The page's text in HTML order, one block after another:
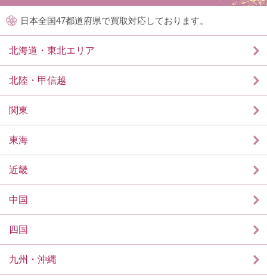
日本全国47都道府県で買取対応しております。
北海道・東北エリア
北陸・甲信越
関東
東海
近畿
中国
四国
九州・沖縄